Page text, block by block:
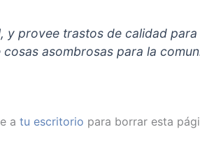
y provee trastos de calidad
asombrosas para la
a tu escritorio para borrar esta